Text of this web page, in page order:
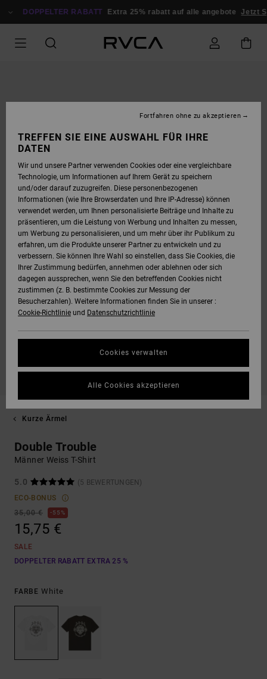
ZUR
DOPPELTER RABATT Extra 25% rabatt auf alle angebote Jetzt
Kurze Ärmel
Double Trouble
Männer Weiss T-Shirt
5.0
(5 BEWERTUNGEN)
ECO-BONUS
35,00 €
55%
15,75 €
SALE
DOPPELTER RABATT EXTRA 25 %
FARBE White
TREFFEN SIE EINE AUSWAHL FÜR IHRE
DATEN
Wir und unsere Partner verwenden Cookies oder eine vergleichbare
Technologie, um Informationen auf Ihrem Gerät zu speichern
und/oder darauf zuzugreifen. Diese personenbezogenen
Informationen (wie Ihre Browserdaten und Ihre IP-Adresse) können
verwendet werden, um Ihnen personalisierte Beiträge und Inhalte zu
präsentieren, um die Leistung von Werbung und Inhalten zu messen,
um Werbung zu personalisieren, und um mehr über ihr Publikum zu
erfahren, um die Produkte unserer Partner zu entwickeln und zu
verbessern. Sie können Ihre Wahl so einstellen, dass Sie Cookies, die
Ihrer Zustimmung bedürfen, annehmen oder ablehnen oder sich
dagegen aussprechen, wenn Sie den betreffenden Cookies nicht
zustimmen (z. B. bestimmte Cookies zur Messung der
Besucherzahlen). Weitere Informationen finden Sie in unserer :
Cookie-Richtlinie und Datenschutzrichtlinie
Cookies verwalten
Fortfahren ohne zu akzeptieren
Alle Cookies akzeptieren